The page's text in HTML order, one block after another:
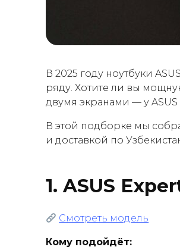
В 2025 году ноутбуки
ряду. Хотите ли вы
двумя экранами — у ASUS
В этой подборке мы
и доставкой по
1. ASUS
Смотреть модель
Кому подойдёт: